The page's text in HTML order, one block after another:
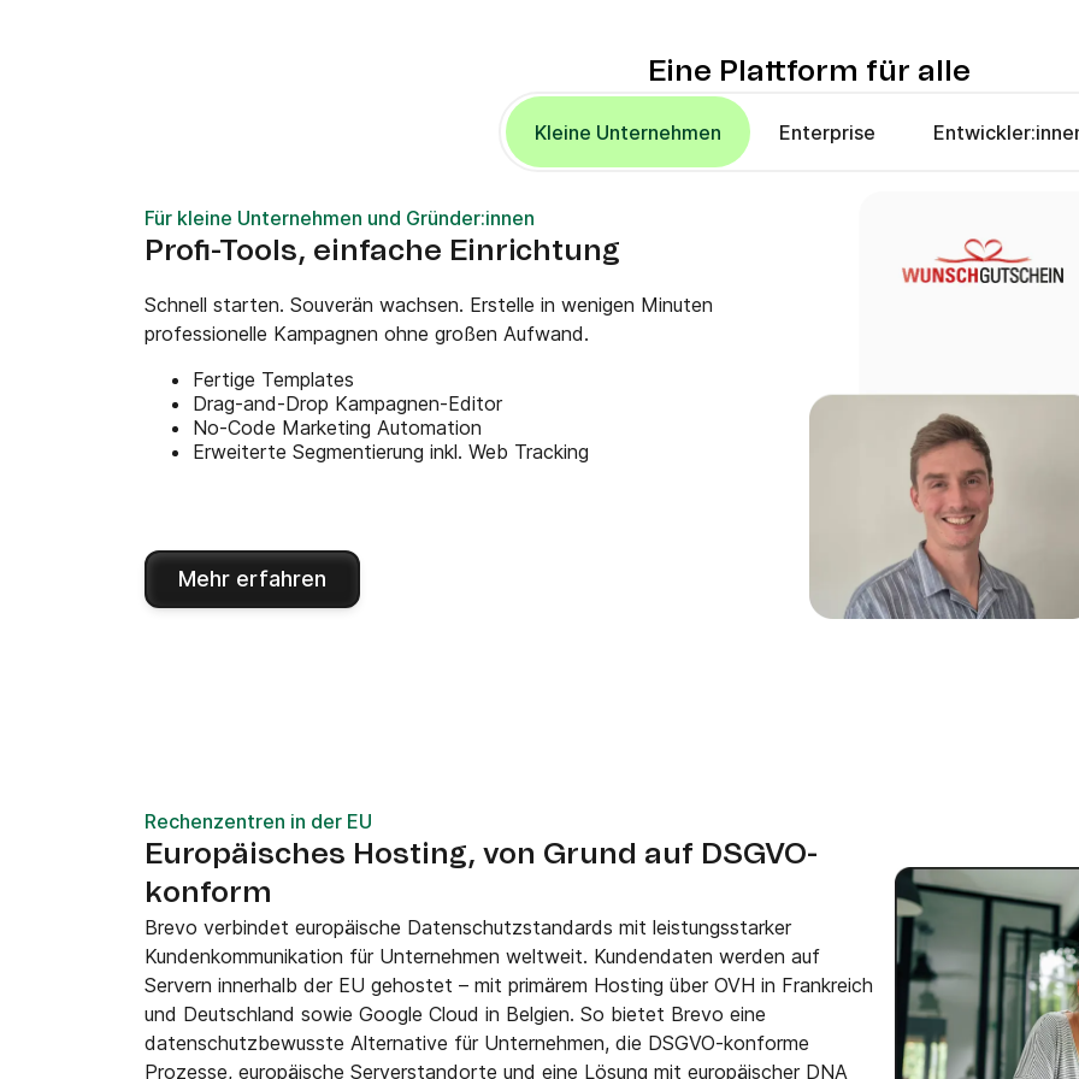
Eine Plattform für alle
Kleine Unternehmen Enterprise
Für kleine Unternehmen und Gründer:innen
Profi-Tools, einfache Einrichtung
Schnell starten. Souverän wachsen. Erstelle in wenigen Minuten
professionelle Kampagnen ohne großen Aufwand.
Fertige Templates
Drag-and-Drop Kampagnen-Editor
No-Code Marketing Automation
Erweiterte Segmentierung inkl. Web Tracking
Mehr erfahren
Rechenzentren in der EU
Europäisches Hosting, von Grund auf DSGVO-
konform
Brevo verbindet europäische Datenschutzstandards mit leistungsstarker
Kundenkommunikation für Unternehmen weltweit. Kundendaten werden auf
Servern innerhalb der EU gehostet – mit primärem Hosting über OVH in Frankreich
und Deutschland sowie Google Cloud in Belgien. So bietet Brevo eine
datenschutzbewusste Alternative für Unternehmen, die DSGVO-konforme
Prozesse, europäische Serverstandorte und eine Lösung mit europäischer DNA